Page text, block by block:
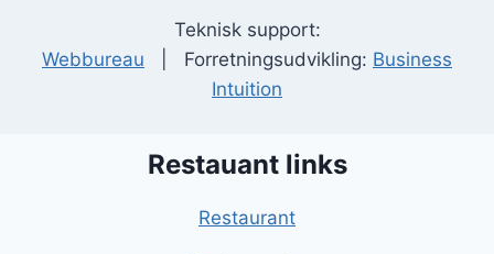
Teknisk support:
Webbureau | Forretningsudvikling: Business
Intuition
Restauant links
Restaurant